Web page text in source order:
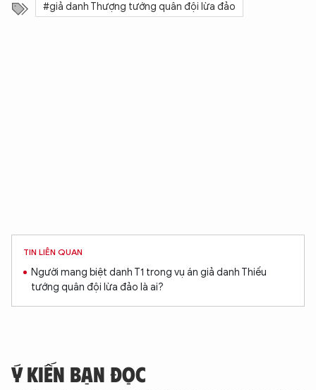
#giả danh Thượng tướng quân đội lừa đảo
TIN LIÊN QUAN
Người mang biệt danh T1 trong vụ án giả danh Thiếu
tướng quân đội lừa đảo là ai?
Ý KIẾN BẠN ĐỌC